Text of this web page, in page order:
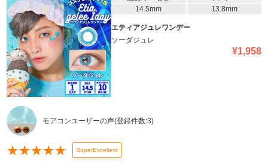
14.5mm
13.8mm
エティアジュレワンデー
ソーダジュレ
¥1,958
モアコンユーザーの声(登録件数:3)
★★★★★ SuperExcellent